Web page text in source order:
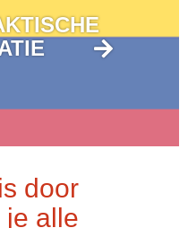
door
je alle